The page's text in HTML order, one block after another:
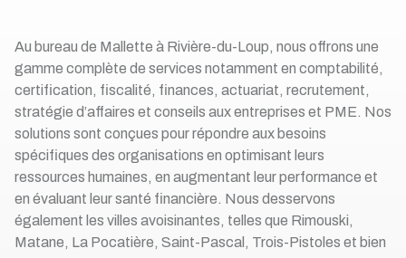
Au bureau de Mallette à Rivière-du-Loup, nous offrons une
gamme complète de services notamment en comptabilité,
certification, fiscalité, finances, actuariat, recrutement,
stratégie d’affaires et conseils aux entreprises et PME. Nos
solutions sont conçues pour répondre aux besoins
spécifiques des organisations en optimisant leurs
ressources humaines, en augmentant leur performance et
en évaluant leur santé financière. Nous desservons
également les villes avoisinantes, telles que Rimouski,
Matane, La Pocatière, Saint-Pascal, Trois-Pistoles et bien